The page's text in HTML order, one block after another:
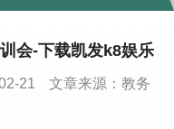
会-下载凯发k8娱乐
21
文章来源：教务